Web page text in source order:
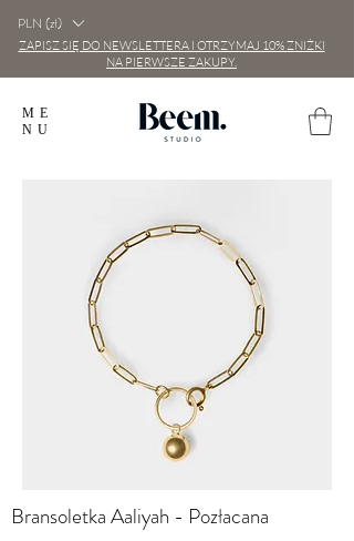
ME
NU
PLN (zł)
ZAPISZ SIĘ DO NEWSLETTERA I OTRZYMAJ 10% ZNIŻKI
NA PIERWSZE ZAKUPY.
Bransoletka Aaliyah - Pozłacana